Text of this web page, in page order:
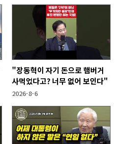
"장동혁이 자기 돈으로 햄버거
사먹었다고? 너무 없어 보인다"
2026-8-6